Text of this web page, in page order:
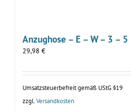
Anzughose – E – W – 3 –
29,98 €
Umsatzsteuerbefreit gemäß UStG §19
zzgl.Versandkosten